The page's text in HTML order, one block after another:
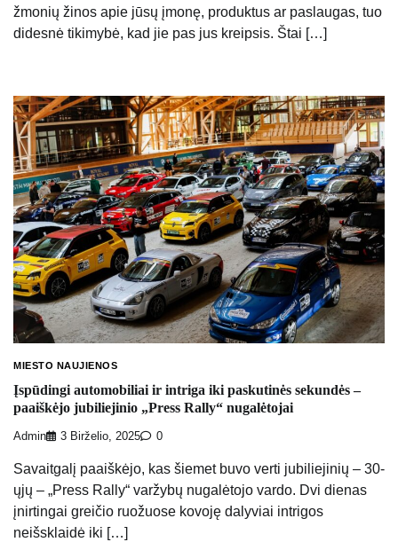
žmonių žinos apie jūsų įmonę, produktus ar paslaugas, tuo
didesnė tikimybė, kad jie pas jus kreipsis. Štai […]
MIESTO NAUJIENOS
Įspūdingi automobiliai ir intriga iki paskutinės sekundės –
paaiškėjo jubiliejinio „Press Rally“ nugalėtojai
Admin 3 Birželio, 2025 0
Savaitgalį paaiškėjo, kas šiemet buvo verti jubiliejinių – 30-
ųjų – „Press Rally“ varžybų nugalėtojo vardo. Dvi dienas
įnirtingai greičio ruožuose kovoję dalyviai intrigos
neišsklaidė iki […]